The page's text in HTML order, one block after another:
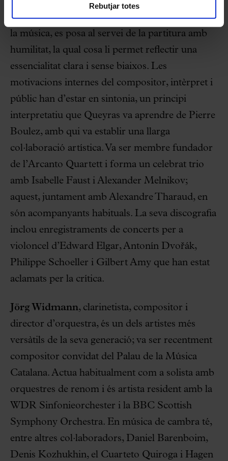
Rebutjar totes
mateixa. Dedicat plenament i apassionadament a
la música, es posa al servei de la partitura amb
humilitat, la qual cosa li permet reflectir una
essencialitat clara i sense biaixos. Les
motivacions internes del compositor, intèrpret i
públic han d’estar en sintonia, un principi
interpretatiu que Queyras va aprendre de Pierre
Boulez, amb qui va establir una llarga
col·laboració artística. Va ser membre fundador
de l’Arcanto Quartett i forma un celebrat trio
amb Isabelle Faust i Alexander Melnikov;
aquest, juntament amb Alexandre Tharaud, en
són acompanyants habituals. La seva discografia
inclou enregistraments de concerts per a
violoncel d’Edward Elgar, Antonín Dvořák,
Philippe Schoeller i Gilbert Amy que han estat
aclamats per la crítica.
Jörg Widmann, clarinetista, compositor i
director d’orquestra, és un dels artistes més
versàtils de la seva generació; va ser recentment
compositor convidat del Palau de la Música
Catalana. Actua habitualment com a solista amb
orquestres de renom i és artista resident amb la
WDR Sinfonieorchester i la BBC Scottish
Symphony Orchestra. En música de cambra té,
entre altres col·laboradors, Daniel Barenboim,
Denis Kozhukhin, el Cuarteto Quiroga i Hagen